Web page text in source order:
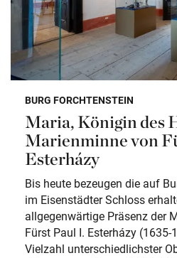
BURG FORCHTENSTEIN
Maria, Königin des
Marienminne von
Esterházy
Bis heute bezeugen die auf
im Eisenstädter Schloss
allgegenwärtige Präsenz der
Fürst Paul I. Esterházy
Vielzahl unterschiedlichster